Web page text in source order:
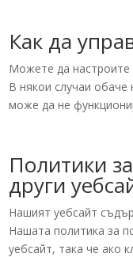
Как да
Можете да настроите
В някои случаи обаче
може да не
Политики
други
Нашият уебсайт
Нашата политика за
уебсайт, така че ако